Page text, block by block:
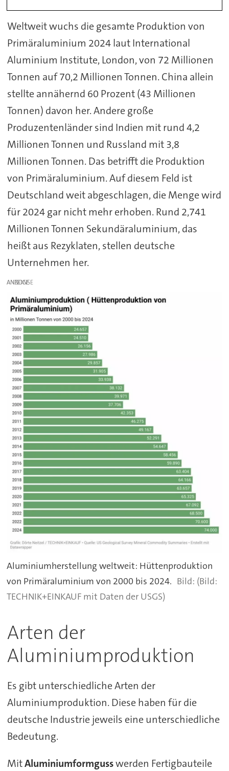
Weltweit wuchs die gesamte Produktion von
Primäraluminium 2024 laut International
Aluminium Institute, London, von 72 Millionen
Tonnen auf 70,2 Millionen Tonnen. China allein
stellte annähernd 60 Prozent (43 Millionen
Tonnen) davon her. Andere große
Produzentenländer sind Indien mit rund 4,2
Millionen Tonnen und Russland mit 3,8
Millionen Tonnen. Das betrifft die Produktion
von Primäraluminium. Auf diesem Feld ist
Deutschland weit abgeschlagen, die Menge wird
für 2024 gar nicht mehr erhoben. Rund 2,741
Millionen Tonnen Sekundäraluminium, das
heißt aus Rezyklaten, stellen deutsche
Unternehmen her.
ANZEIGE
Aluminiumherstellung weltweit: Hüttenproduktion
von Primäraluminium von 2000 bis 2024.
(Bild:
TECHNIK+EINKAUF mit Daten der USGS)
Arten der
Aluminiumproduktion
Es gibt unterschiedliche Arten der
Aluminiumproduktion. Diese haben für die
deutsche Industrie jeweils eine unterschiedliche
Bedeutung.
MitAluminiumformgusswerden Fertigbauteile